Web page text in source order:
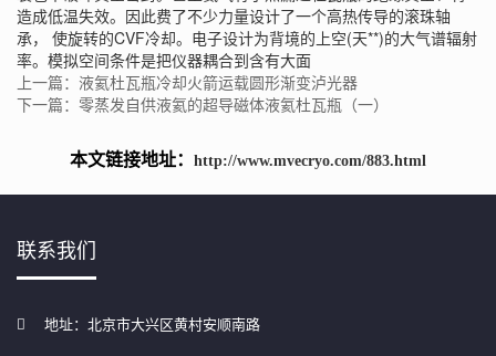
造成低温失效。因此费了不少力量设计了一个高热传导的滚珠轴
承， 使旋转的CVF冷却。电子设计为背境的上空(天**)的大气谱辐射
率。模拟空间条件是把仪器耦合到含有大面
上一篇：液氦杜瓦瓶冷却火箭运载圆形渐变泸光器
下一篇：零蒸发自供液氦的超导磁体液氦杜瓦瓶（一）
本文链接地址： http://www.mvecryo.com/883.html
联系我们
地址：北京市大兴区黄村安顺南路